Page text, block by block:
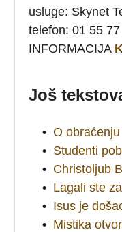
usluge: Skynet
telefon: 01 55
INFORMACIJA
Još
• O
• Studenti
• Christoljub
• Lagali ste
• Isus je
• Mistika